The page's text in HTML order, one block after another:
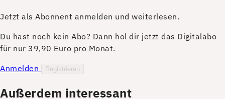
Jetzt als Abonnent anmelden und weiterlesen.
Du hast noch kein Abo? Dann hol dir jetzt das Digitalabo
für nur 39,90 Euro pro Monat.
Anmelden
Registrieren
Außerdem interessant